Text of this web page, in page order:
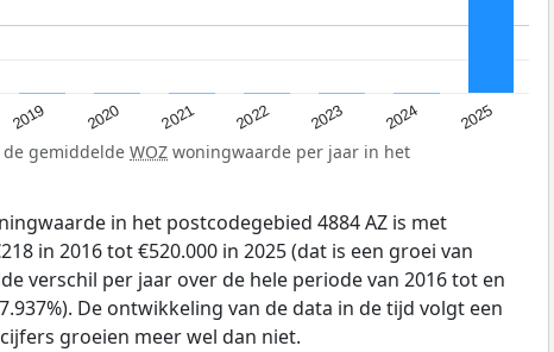
2019 2020 2021 2022 2023 2024 2025
gemiddelde WOZ woningwaarde per jaar in het
in het postcodegebied 4884 AZ is met
in 2016 tot €520.000 in 2025 (dat is een groei van
verschil per jaar over de hele periode van 2016 tot en
De ontwikkeling van de data in de tijd volgt een
groeien meer wel dan niet.